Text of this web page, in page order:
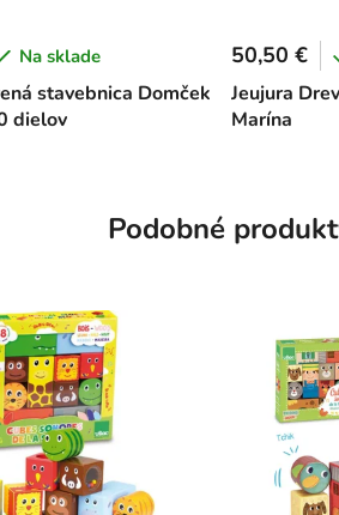
stavebnica Domček
dielov
Na sklade
Jeujura
Marína
50,50 €
Podobné